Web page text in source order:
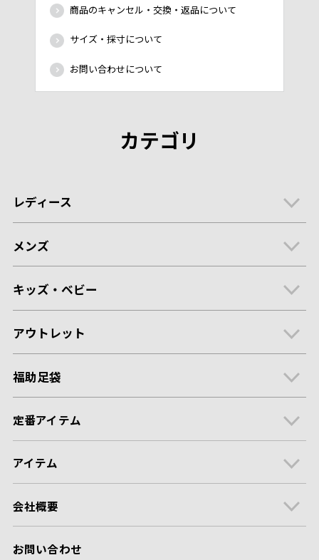
商品のキャンセル・交換・返品について
サイズ・採寸について
お問い合わせについて
カテゴリ
レディース
メンズ
キッズ・ベビー
アウトレット
福助足袋
定番アイテム
アイテム
会社概要
お問い合わせ